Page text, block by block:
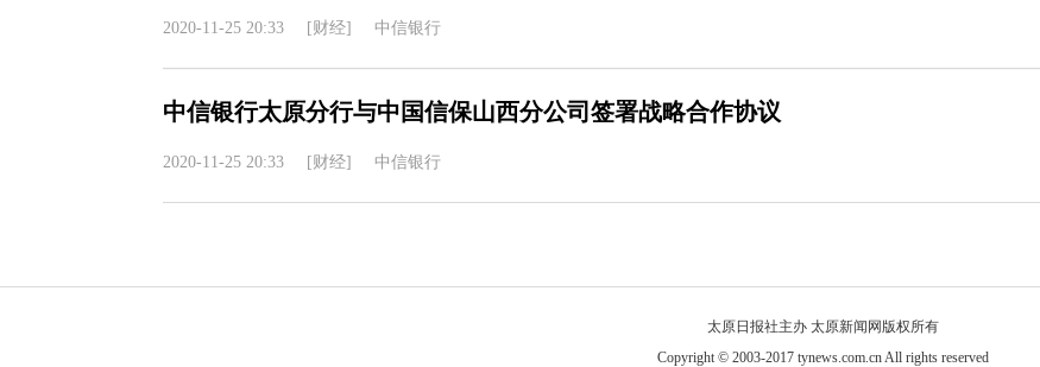
2020-11-25 20:33 [财经] 中信银行
中信银行太原分行与中国信保山西分公司签署战略合作协议
2020-11-25 20:33 [财经] 中信银行
太原日报社主办 太原新闻网版权所有
Copyright © 2003-2017 tynews.com.cn All rights reserved